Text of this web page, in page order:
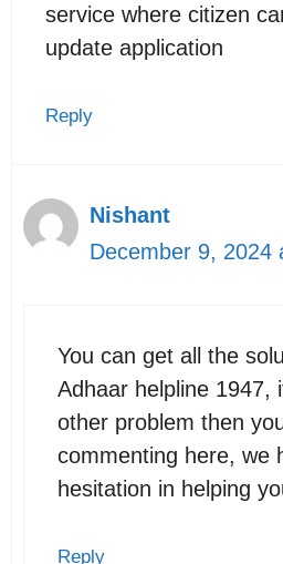
service where citizen
update application
Reply
Nishant
December 9, 2024
You can get all the
Adhaar helpline 1947,
other problem then
commenting here, we
hesitation in helping
Reply